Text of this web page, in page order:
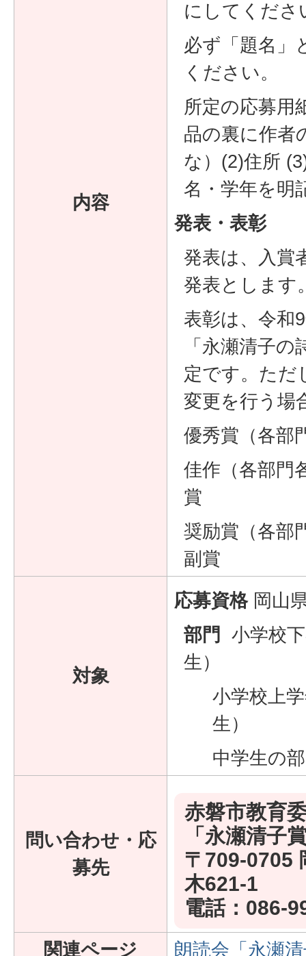
内容
にしてくださ
必ず「題名」
ください。
所定の応募用
品の裏に作者
な）(2)住所
名・学年を明
発表・表彰
発表は、入賞
発表とします
表彰は、令和
「永瀬清子
定です。ただ
変更を行う場
優秀賞（各部
佳作（各部門
賞
奨励賞（各部
副賞
対象
応募資格 岡山
部門
小学校
生）
小学校上
生）
中学生の部
問い合わせ・応
募先
赤磐市教育
「永瀬清子
〒709-0705
木621-1
電話： 086-
関連ページ 朗読会「永瀬